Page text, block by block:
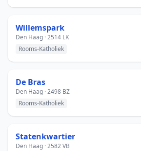
Willemspark
Den Haag · 2514 LK
Rooms-Katholiek
De Bras
Den Haag · 2498 BZ
Rooms-Katholiek
Statenkwartier
Den Haag · 2582 VB